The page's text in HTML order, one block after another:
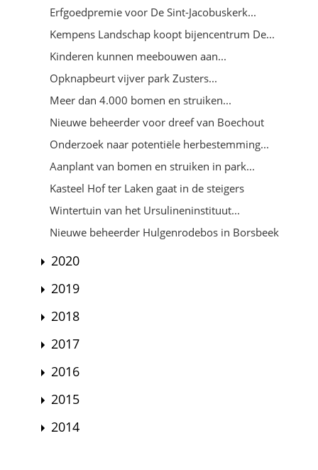
Erfgoedpremie voor De Sint-Jacobuskerk...
Kempens Landschap koopt bijencentrum De...
Kinderen kunnen meebouwen aan...
Opknapbeurt vijver park Zusters...
Meer dan 4.000 bomen en struiken...
Nieuwe beheerder voor dreef van Boechout
Onderzoek naar potentiële herbestemming...
Aanplant van bomen en struiken in park...
Kasteel Hof ter Laken gaat in de steigers
Wintertuin van het Ursulineninstituut...
Nieuwe beheerder Hulgenrodebos in Borsbeek
2020
2019
2018
2017
2016
2015
2014